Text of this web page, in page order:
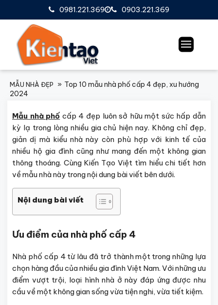
0903.221.369
0981.221.369
MẪU NHÀ ĐẸP
Top 10 mẫu nhà phố cấp 4 đẹp, xu hướng
2024
Mẫu nhà phố cấp 4 đẹp luôn sở hữu một sức hấp dẫn
kỳ lạ trong lòng nhiều gia chủ hiện nay. Không chỉ đẹp,
giản dị mà kiểu nhà này còn phù hợp với kinh tế của
nhiều hộ gia đình cũng như mang đến một không gian
thông thoáng. Cùng Kiến Tạo Việt tìm hiểu chi tiết hơn
về mẫu nhà này trong nội dung bài viết bên dưới.
Nội dung bài viết
Ưu điểm của nhà phố cấp 4
Nhà phố cấp 4 từ lâu đã trở thành một trong những lựa
chọn hàng đầu của nhiều gia đình Việt Nam. Với những ưu
điểm vượt trội, loại hình nhà ở này đáp ứng được nhu
cầu về một không gian sống vừa tiện nghi, vừa tiết kiệm.